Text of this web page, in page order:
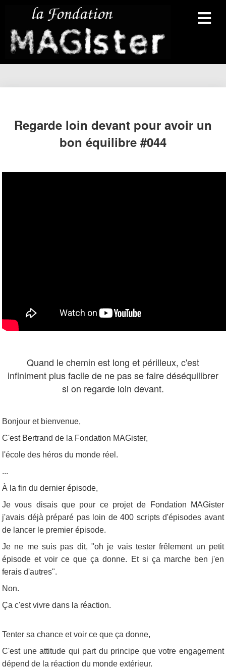
Regarde loin devant pour avoir un
bon équilibre #044
Quand le chemin est long et périlleux, c'est
infiniment plus facile de ne pas se faire déséquilibrer
si on regarde loin devant.
Bonjour et bienvenue,
C'est Bertrand de la Fondation MAGister,
l'école des héros du monde réel.
...
À la fin du dernier épisode,
Je vous disais que pour ce projet de Fondation MAGister
j'avais déjà préparé pas loin de 400 scripts d'épisodes avant
de lancer le premier épisode.
Je ne me suis pas dit, "oh je vais tester frêlement un petit
épisode et voir ce que ça donne. Et si ça marche ben j'en
ferais d'autres".
Non.
Ça c'est vivre dans la réaction.
Tenter sa chance et voir ce que ça donne,
C'est une attitude qui part du principe que votre engagement
dépend de la réaction du monde extérieur.